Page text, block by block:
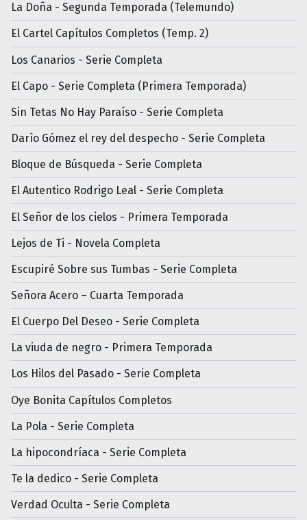
La Doña - Segunda Temporada (Telemundo)
El Cartel Capítulos Completos (Temp. 2)
Los Canarios - Serie Completa
El Capo - Serie Completa (Primera Temporada)
Sin Tetas No Hay Paraíso - Serie Completa
Darìo Gómez el rey del despecho - Serie Completa
Bloque de Búsqueda - Serie Completa
El Autentico Rodrigo Leal - Serie Completa
El Señor de los cielos - Primera Temporada
Lejos de Ti - Novela Completa
Escupiré Sobre sus Tumbas - Serie Completa
Señora Acero – Cuarta Temporada
El Cuerpo Del Deseo - Serie Completa
La viuda de negro - Primera Temporada
Los Hilos del Pasado - Serie Completa
Oye Bonita Capítulos Completos
La Pola - Serie Completa
La hipocondríaca - Serie Completa
Te la dedico - Serie Completa
Verdad Oculta - Serie Completa